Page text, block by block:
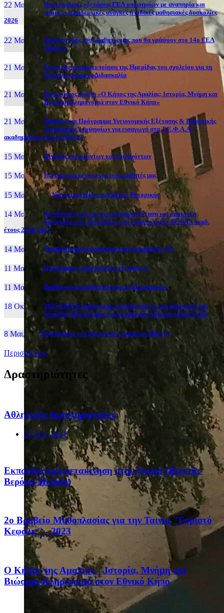
22 Μαι, 26
Πανελλαδικές εξετάσεις ΓΕΛ υποψηφίων με αναπηρία και
ειδικές εκπαιδευτικές ανάγκες ή ειδικές μαθησιακές δυσκολίες
2026
22 Μαι, 26
Οδηγίες προς τους μαθητές μας που θα γράψουν στο 14ο ΓΕΛ
Αθηνών
21 Μαι, 26
Επιτυχής πραγματοποίηση της Ημερίδας του σχολείου για τη
Διαφοροποιημένη Διδασκαλία
21 Μαι, 26
Καινοτόμος δράση «Ο Κήπος της Αμαλίας: Ιστορία, Μνήμη και
Βιώσιμη Κληρονομιά στον Εθνικό Κήπο»
21 Μαι, 26
Οδηγίες και Πρόγραμμα Υγειονομικής Εξέτασης & Πρακτικής
Δοκιμασίας Υποψηφίων για εισαγωγή στα Τ.Ε.Φ.Α.Α.,
ακαδημαϊκού έτους 2026-27
15 Μαι, 26 Πίνακας επιτυχόντων και επιλαχόντων
15 Μαι, 26 Εξεταστικά κέντρα για τους μαθητές μας
15 Μαι, 2026 Νέα ιστοσελίδα του Ομίλου Ρητορικής
14 Μαι, 26
Διευθύνσεις για την υγειονομική εξέταση και πρακτική
δοκιμασία των υποψηφίων για εισαγωγή στα ΤΕΦΑΑ ακαδ.
έτους 2026-2027
14 Μαι, 26 Yποβολή μηχανογραφικού για υποψηφίους 5%
11 Μαι, 26 Πρόγραμμα ενδοσχολικών εξετάσεων
11 Μαι, 26 Βράβευση του μαθητή Ιωάννη Χαραλάμπους
18 Οκτ, 25
2025-2026:Επιμόρφωση εκπαιδευτικών στη διδακτική της
Ιστορίας (Πρόσκληση, πρόγραμμα και δήλωση συμμετοχής)
8 Μαι, 26 Συζήτηση με τον βουλευτή κ. Δημήτρη Μάντζο
Περισσότερα
Δραστηριότητες
Αθλητικές δραστηριότητες
27 Σεπ, 2024
Eκπαιδευτική μετακίνηση στην Ιταλία (Βενετία-
Βερόνα-Μιλάνο)
2ο Βραβείο Μυθοπλασίας για την Ταινία "Γυριστό
Κεφάλι;" - 2023
Ο Κήπος της Αμαλίας – Ιστορία, Μνήμη και
Βιώσιμη Κληρονομιά στον Εθνικό Κήπο